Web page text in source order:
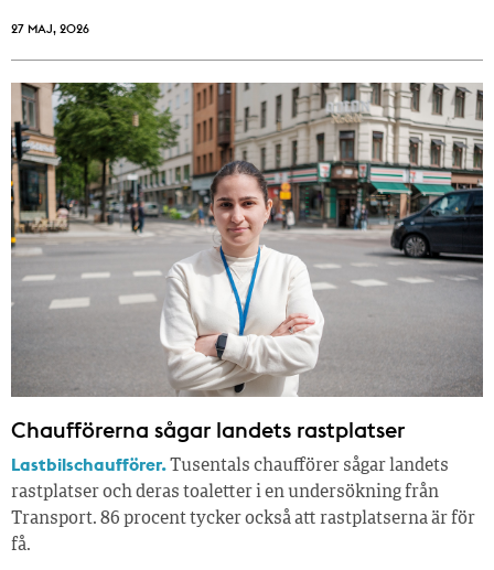
27 MAJ, 2026
Chaufförerna sågar landets rastplatser
Lastbilschaufförer.Tusentals chaufförer sågar landets
rastplatser och deras toaletter i en undersökning från
Transport. 86 procent tycker också att rastplatserna är för
få.